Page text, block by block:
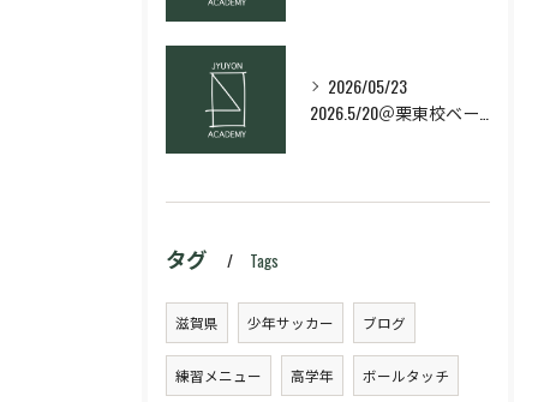
2026/05/23
タグ Tags
滋賀県 少年サッカー ブログ
練習メニュー 高学年 ボールタッチ